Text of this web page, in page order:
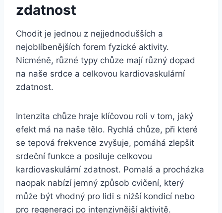
zdatnost
Chodit je jednou z nejjednodušších a
nejoblíbenějších forem fyzické aktivity.
Nicméně, různé typy chůze mají různý dopad
na naše srdce a celkovou kardiovaskulární
zdatnost.
Intenzita chůze hraje klíčovou roli v tom, jaký
efekt má na naše tělo. Rychlá chůze, při které
se tepová frekvence zvyšuje, pomáhá zlepšit
srdeční funkce a posiluje celkovou
kardiovaskulární zdatnost. Pomalá a procházka
naopak nabízí jemný způsob cvičení, který
může být vhodný pro lidi s nižší kondicí nebo
pro regeneraci po intenzivnější aktivitě.